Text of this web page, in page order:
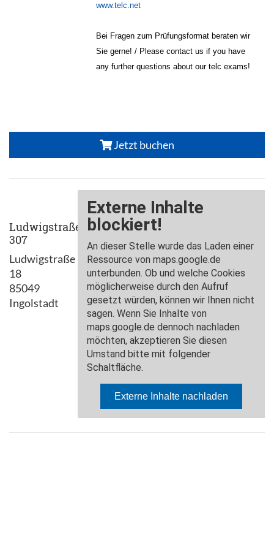
www.telc.net
Bei Fragen zum Prüfungsformat beraten wir
Sie gerne! / Please contact us if you have
any further questions about our telc exams!
Jetzt buchen
Ludwigstraße
307
Ludwigstraße
18
85049
Ingolstadt